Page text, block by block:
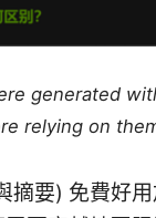
generated
relying on
要) 免費好